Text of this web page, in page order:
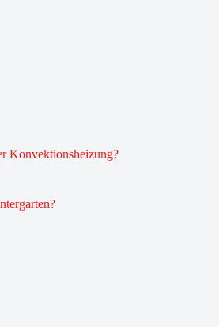
Konvektionsheizung?